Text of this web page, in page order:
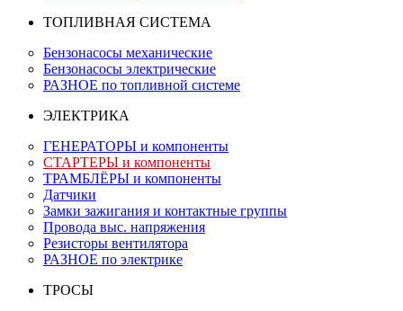
ТОПЛИВНАЯ СИСТЕМА
Бензонасосы механические
Бензонасосы электрические
РАЗНОЕ по топливной системе
ЭЛЕКТРИКА
ГЕНЕРАТОРЫ и компоненты
СТАРТЕРЫ и компоненты
ТРАМБЛЁРЫ и компоненты
Датчики
Замки зажигания и контактные группы
Провода выс. напряжения
Резисторы вентилятора
РАЗНОЕ по электрике
ТРОСЫ